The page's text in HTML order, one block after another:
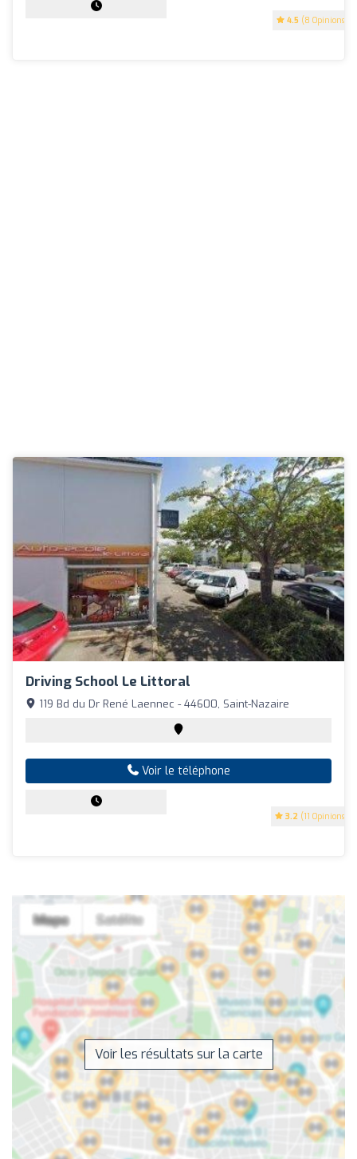
4.5 (8 Opinions)
Driving School Le Littoral
3.2 (11 Opinions)
119 Bd du Dr René Laennec - 44600, Saint-Nazaire
Voir le téléphone
Voir les résultats sur la carte